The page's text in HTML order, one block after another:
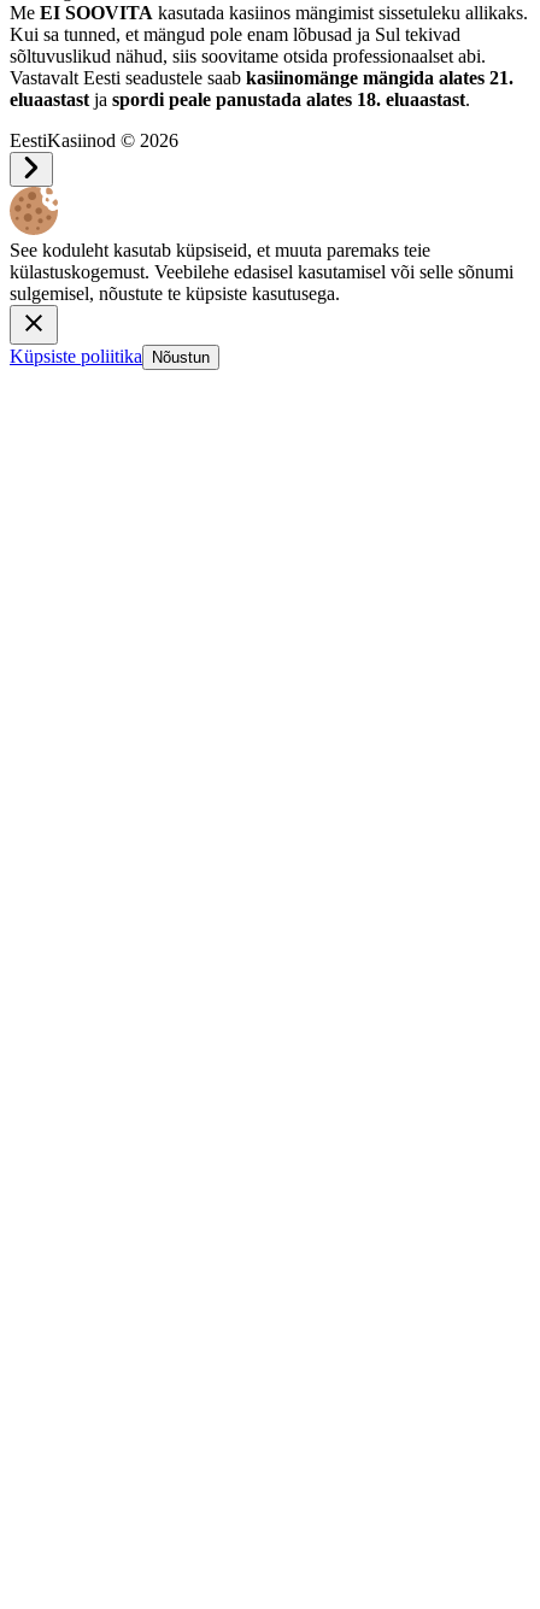
Me EI SOOVITA kasutada kasiinos mängimist sissetuleku allikaks.
Kui sa tunned, et mängud pole enam lõbusad ja Sul tekivad
sõltuvuslikud nähud, siis soovitame otsida professionaalset abi.
Vastavalt Eesti seadustele saab kasiinomänge mängida alates 21.
eluaastast ja spordi peale panustada alates 18. eluaastast.
EestiKasiinod © 2026
See koduleht kasutab küpsiseid, et muuta paremaks teie
külastuskogemust. Veebilehe edasisel kasutamisel või selle sõnumi
sulgemisel, nõustute te küpsiste kasutusega.
Küpsiste poliitika Nõustun